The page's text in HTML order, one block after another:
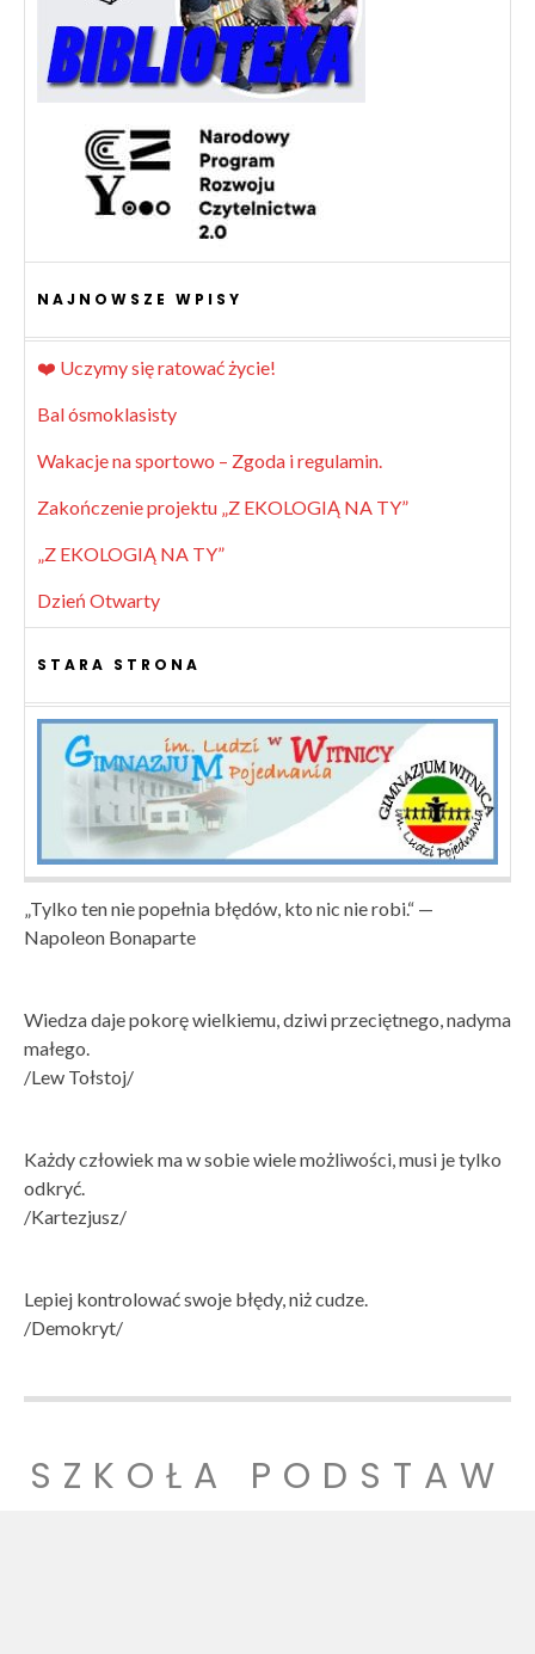
NAJNOWSZE WPISY
❤️ Uczymy się ratować życie!
Bal ósmoklasisty
Wakacje na sportowo – Zgoda i regulamin.
Zakończenie projektu „Z EKOLOGIĄ NA TY”
„Z EKOLOGIĄ NA TY”
Dzień Otwarty
STARA STRONA
„Tylko ten nie popełnia błędów, kto nic nie robi.“ —
Napoleon Bonaparte
Wiedza daje pokorę wielkiemu, dziwi przeciętnego, nadyma
małego.
/Lew Tołstoj/
Każdy człowiek ma w sobie wiele możliwości, musi je tylko
odkryć.
/Kartezjusz/
Lepiej kontrolować swoje błędy, niż cudze.
/Demokryt/
SZKOŁA PODSTAW